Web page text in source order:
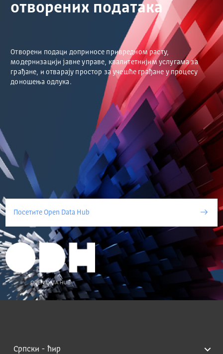
отворених података
Отворени подаци доприносе привредном расту,
модернизацији јавне управе, квалитетнијим услугама за
грађане, и отварају простор за учешће грађане у процесу
доношења одлука.
Посетите Open Data Hub